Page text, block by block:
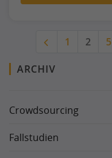
1 2 5
ARCHIV
Crowdsourcing
Fallstudien